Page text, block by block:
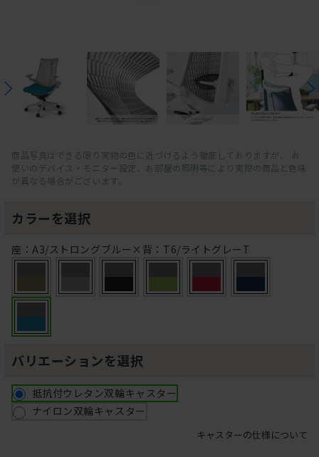
商品写真はできる限り実物の色に近づけるよう徹底しておりますが、 お
使いのデバイス・モニター設定、お部屋の照明等により実際の商品と色味
が異なる場合がございます。
カラーを選択
座：A3/ストロングブルー×背：T6/ライトグレーT
バリエーションを選択
抵抗付ウレタン双輪キャスター
ナイロン双輪キャスター
キャスターの仕様について